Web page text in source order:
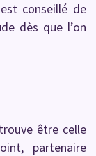
conseillé de
dès que l’on
être celle
partenaire